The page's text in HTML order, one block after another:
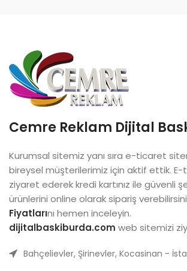
Cemre Reklam Dijital
Kurumsal sitemiz yanı sıra e-ticaret
bireysel müşterilerimiz için aktif ettik.
ziyaret ederek kredi kartınız ile güvenli
ürünlerini online olarak sipariş
Fiyatlarını hemen inceleyin.
dijitalbaskiburda.com web sitemizi
Bahçelievler, Şirinevler, Kocasinan -